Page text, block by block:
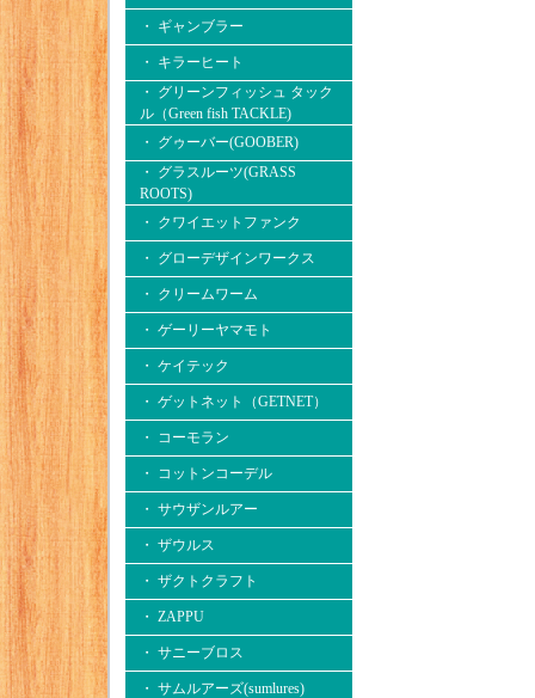
・ ギャンブラー
・ キラーヒート
・ グリーンフィッシュ タック
ル（Green fish TACKLE)
・ グゥーバー(GOOBER)
・ グラスルーツ(GRASS
ROOTS)
・ クワイエットファンク
・ グローデザインワークス
・ クリームワーム
・ ゲーリーヤマモト
・ ケイテック
・ ゲットネット（GETNET）
・ コーモラン
・ コットンコーデル
・ サウザンルアー
・ ザウルス
・ ザクトクラフト
・ ZAPPU
・ サニーブロス
・ サムルアーズ(sumlures)